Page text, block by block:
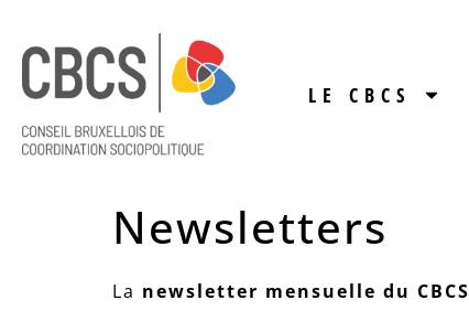
LE CBCS
Newsletters
La newsletter mensuelle du CBCS